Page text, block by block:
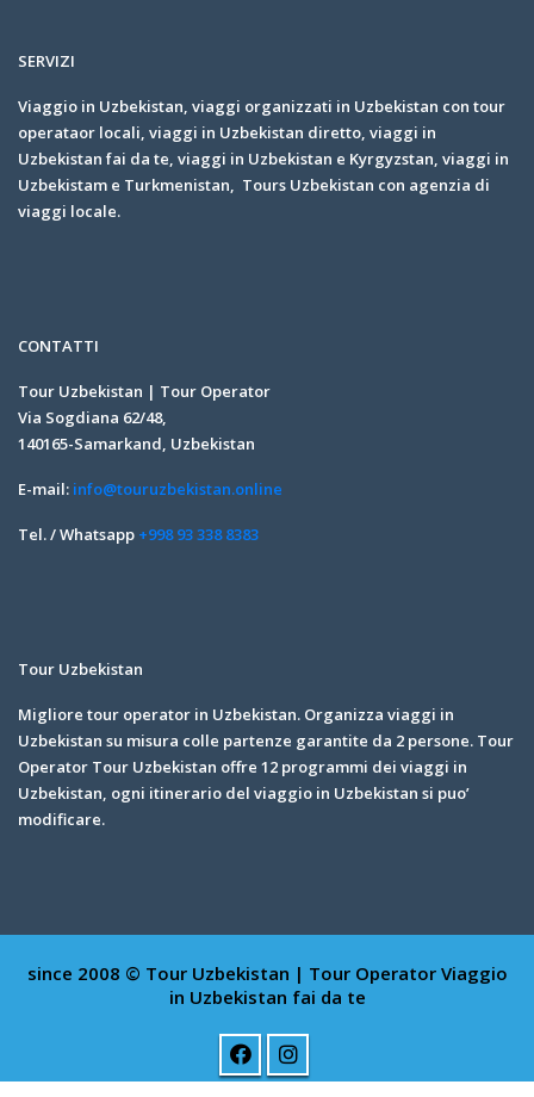
SERVIZI
Viaggio in Uzbekistan, viaggi organizzati in Uzbekistan con tour
operataor locali, viaggi in Uzbekistan diretto, viaggi in
Uzbekistan fai da te, viaggi in Uzbekistan e Kyrgyzstan, viaggi in
Uzbekistam e Turkmenistan, Tours Uzbekistan con agenzia di
viaggi locale.
CONTATTI
Tour Uzbekistan | Tour Operator
Via Sogdiana 62/48,
140165-Samarkand, Uzbekistan
E-mail: info@touruzbekistan.online
Tel. / Whatsapp +998 93 338 8383
Tour Uzbekistan
Migliore tour operator in Uzbekistan. Organizza viaggi in
Uzbekistan su misura colle partenze garantite da 2 persone. Tour
Operator Tour Uzbekistan offre 12 programmi dei viaggi in
Uzbekistan, ogni itinerario del viaggio in Uzbekistan si puo’
modificare.
since 2008 © Tour Uzbekistan | Tour Operator Viaggio
in Uzbekistan fai da te